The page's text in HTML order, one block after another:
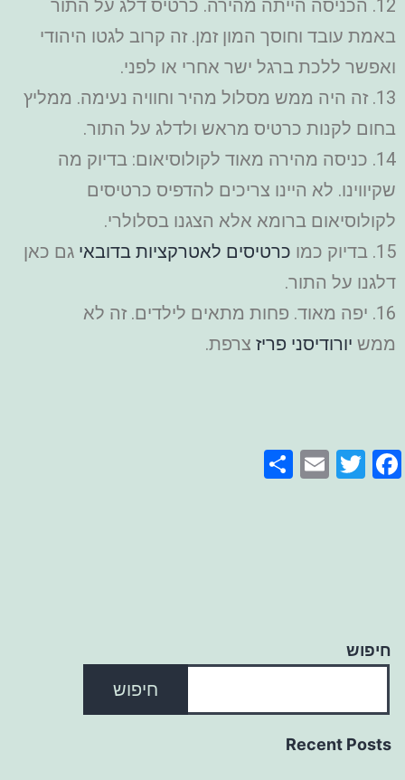
12. הכניסה הייתה מהירה. כרטיס דלג על התור
באמת עובד וחוסך המון זמן. זה קרוב לגטו היהודי
ואפשר ללכת ברגל ישר אחרי או לפני.
13. זה היה ממש מסלול מהיר וחוויה נעימה. ממליץ
בחום לקנות כרטיס מראש ולדלג על התור.
14. כניסה מהירה מאוד לקולוסיאום: בדיוק מה
שקיווינו. לא היינו צריכים להדפיס כרטיסים
לקולוסיאום ברומא אלא הצגנו בסלולרי.
15. בדיוק כמו
כרטיסים לאטרקציות בדובאי גם כאן
דלגנו על התור.
16. יפה מאוד. פחות מתאים לילדים. זה לא
ממש יורודיסני פריז צרפת.
Facebook
Twitter
Email
חיפוש
חיפוש
Recent Posts